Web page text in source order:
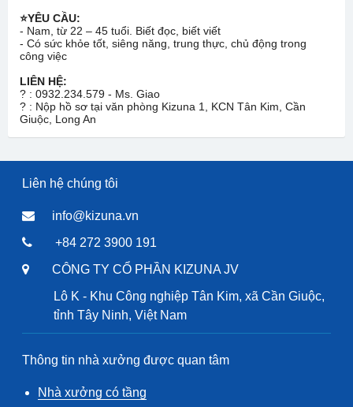
⭐YÊU CẦU:
- Nam, từ 22 – 45 tuổi. Biết đọc, biết viết
- Có sức khỏe tốt, siêng năng, trung thực, chủ động trong
công việc
LIÊN HỆ:
? : 0932.234.579 - Ms. Giao
? : Nộp hồ sơ tại văn phòng Kizuna 1, KCN Tân Kim, Cần
Giuộc, Long An
Liên hệ chúng tôi
info@kizuna.vn
+84 272 3900 191
CÔNG TY CỔ PHẦN KIZUNA JV
Lô K - Khu Công nghiệp Tân Kim, xã Cần Giuộc,
tỉnh Tây Ninh, Việt Nam
Thông tin nhà xưởng được quan tâm
Nhà xưởng có tầng